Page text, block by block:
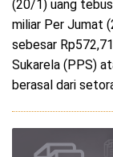
(20/1) uang
miliar Per Jumat
sebesar
Sukarela (PPS)
berasal dari